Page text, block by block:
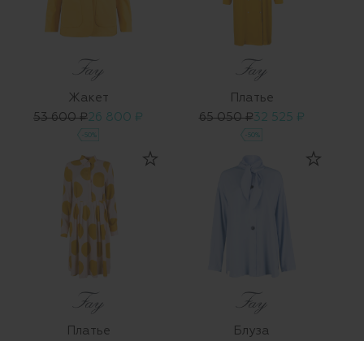
Жакет
53 600 ₽26 800 ₽
-50%
Платье
65 050 ₽ 32 525 ₽
-50%
Платье
Блуза